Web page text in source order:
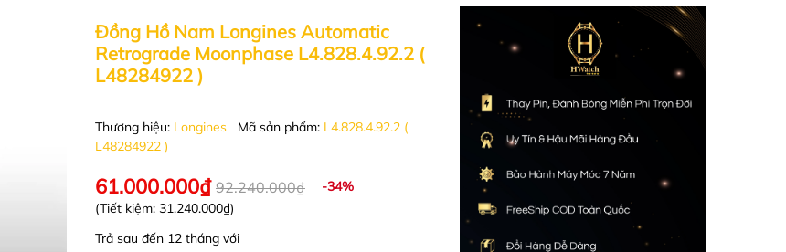
Đồng Hồ Nam Longines Automatic
Retrograde Moonphase L4.828.4.92.2 (
L48284922 )
Thương hiệu: Longines Mã sản phẩm: L4.828.4.92.2 (
L48284922 )
61.000.000₫ 92.240.000₫
-34%
(Tiết kiệm: 31.240.000₫)
Trả sau đến 12 tháng với